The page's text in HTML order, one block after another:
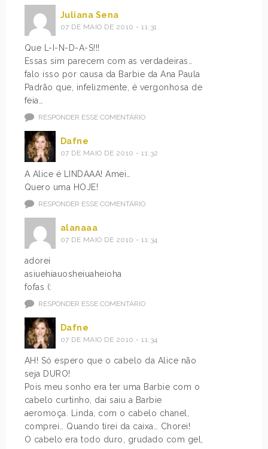
Juliana Sena
07 DE MAIO DE 2010 - 11:31
Que L-I-N-D-A-S!!!
Essas sim parecem com as verdadeiras…
falo isso por causa da Barbie da Ana Paula
Padrão que, infelizmente, é vergonhosa de
feia…
RESPONDER ESSE COMENTÁRIO
Dafne
07 DE MAIO DE 2010 - 11:32
A Alice é LINDAAA! Amei…
Quero uma HOJE!
RESPONDER ESSE COMENTÁRIO
alanaaa
07 DE MAIO DE 2010 - 11:34
adorei
asiuehiauosheiuaheioha
fofas (:
RESPONDER ESSE COMENTÁRIO
Dafne
07 DE MAIO DE 2010 - 11:34
AH! Só espero que o cabelo da Alice não
seja DURO!
Pois meu sonho era ter uma Barbie com o
cabelo curtinho, dai saiu a Barbie
aeromoça. Linda, com o cabelo chanel,
comprei… Quando tirei da caixa… Chorei!
O cabelo era todo duro, grudado com gel,